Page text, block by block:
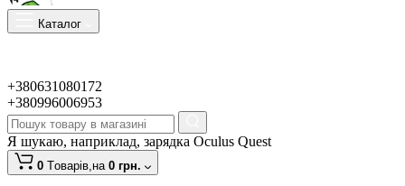
Каталог
+380631080172
+380996006953
Я шукаю, наприклад, зарядка Oculus Quest
0 Tоварів,на 0 грн.